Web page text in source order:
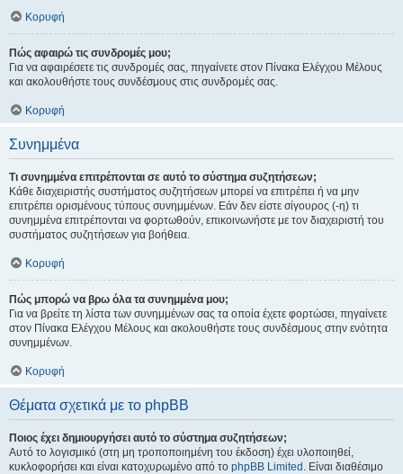
Κορυφή
Πώς αφαιρώ τις συνδρομές μου;
Για να αφαιρέσετε τις συνδρομές σας, πηγαίνετε στον Πίνακα Ελέγχου Μέλους
και ακολουθήστε τους συνδέσμους στις συνδρομές σας.
Κορυφή
Συνημμένα
Τι συνημμένα επιτρέπονται σε αυτό το σύστημα συζητήσεων;
Κάθε διαχειριστής συστήματος συζητήσεων μπορεί να επιτρέπει ή να μην
επιτρέπει ορισμένους τύπους συνημμένων. Εάν δεν είστε σίγουρος (-η) τι
συνημμένα επιτρέπονται να φορτωθούν, επικοινωνήστε με τον διαχειριστή του
συστήματος συζητήσεων για βοήθεια.
Κορυφή
Πώς μπορώ να βρω όλα τα συνημμένα μου;
Για να βρείτε τη λίστα των συνημμένων σας τα οποία έχετε φορτώσει, πηγαίνετε
στον Πίνακα Ελέγχου Μέλους και ακολουθήστε τους συνδέσμους στην ενότητα
συνημμένων.
Κορυφή
Θέματα σχετικά με το phpBB
Ποιος έχει δημιουργήσει αυτό το σύστημα συζητήσεων;
Αυτό το λογισμικό (στη μη τροποποιημένη του έκδοση) έχει υλοποιηθεί,
κυκλοφορήσει και είναι κατοχυρωμένο από το phpBB Limited . Είναι διαθέσιμο